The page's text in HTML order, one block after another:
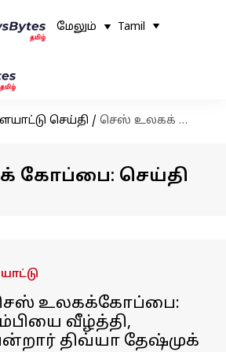
மேலும் Tamil
செய்தி / செஸ் உலகக் கோப்பை
கோப்பை: செய்தி
செஸ் உலகக்கோப்பை:
வீழ்த்தி,
திவ்யா தேஷ்முக்